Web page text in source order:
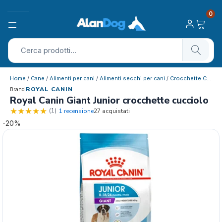
0
Home / Cane / Alimenti per cani / Alimenti secchi per cani / Crocchette Cucciolo
Brand ROYAL CANIN
Royal Canin Giant Junior crocchette cucciolo
(1) 1 recensione27 acquistati
-20%